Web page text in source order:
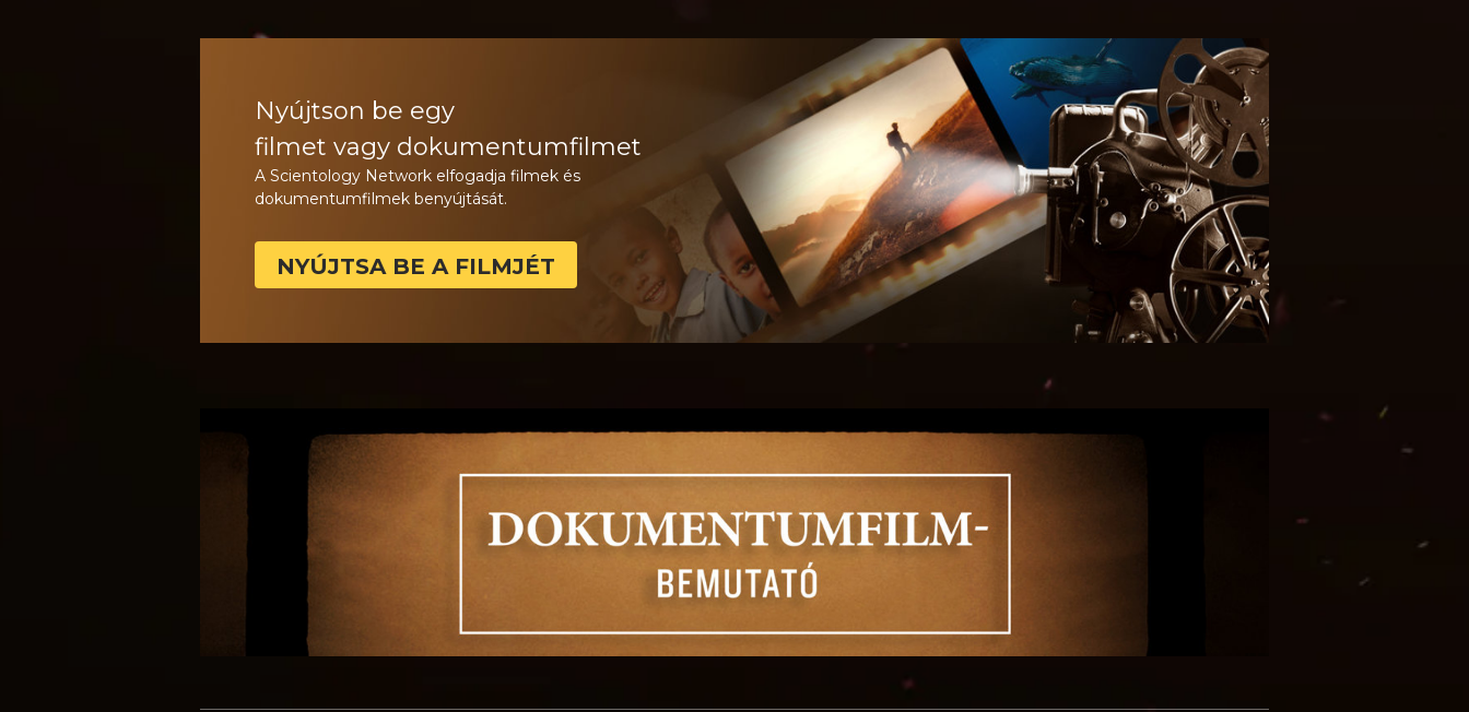
Nyújtson be egy
filmet vagy dokumentumfilmet
A Scientology Network elfogadja filmek és
dokumentumfilmek benyújtását.
NYÚJTSA BE A FILMJÉT